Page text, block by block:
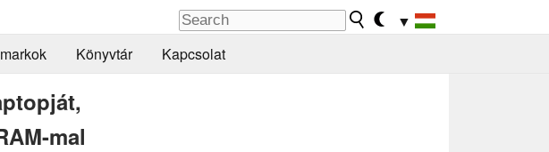
▼
Könyvtár Kapcsolat
mal